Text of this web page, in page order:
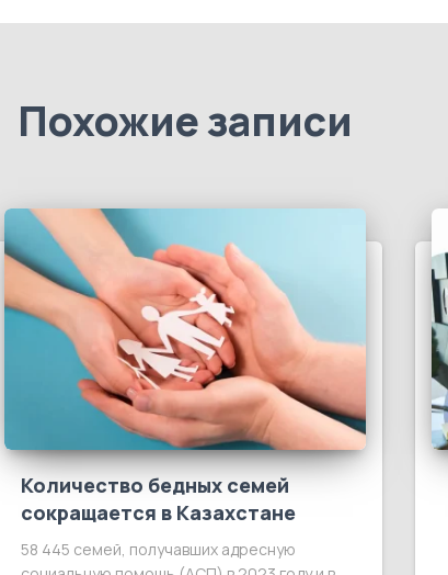
Похожие записи
Количество бедных семей
сокращается в Казахстане
58 445 семей, получавших адресную